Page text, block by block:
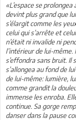
«L’espace se
devint plus grand que
s’élargit comme les
celui qui s’arrête et
n’était ni invalide ni
l’intérieur de lui-
s’effondra sans bruit. Il
s’allongea au fond de
de lui-même: lumière,
comme grandit la
immense les enroba.
continue. Sa gorge
danser dans la pause